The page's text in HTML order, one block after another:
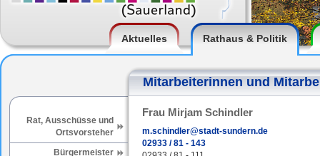
Aktuelles Rathaus & Politik
Mitarbeiterinnen und
Rat, Ausschüsse und
Ortsvorsteher
Bürgermeister
Frau Mirjam Schindler
m.schindler@stadt-sundern.de
02933 / 81 - 143